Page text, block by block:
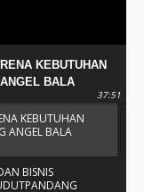
KEBUTUHAN
BALA
37:51
KEBUTUHAN
ANGEL BALA
BISNIS